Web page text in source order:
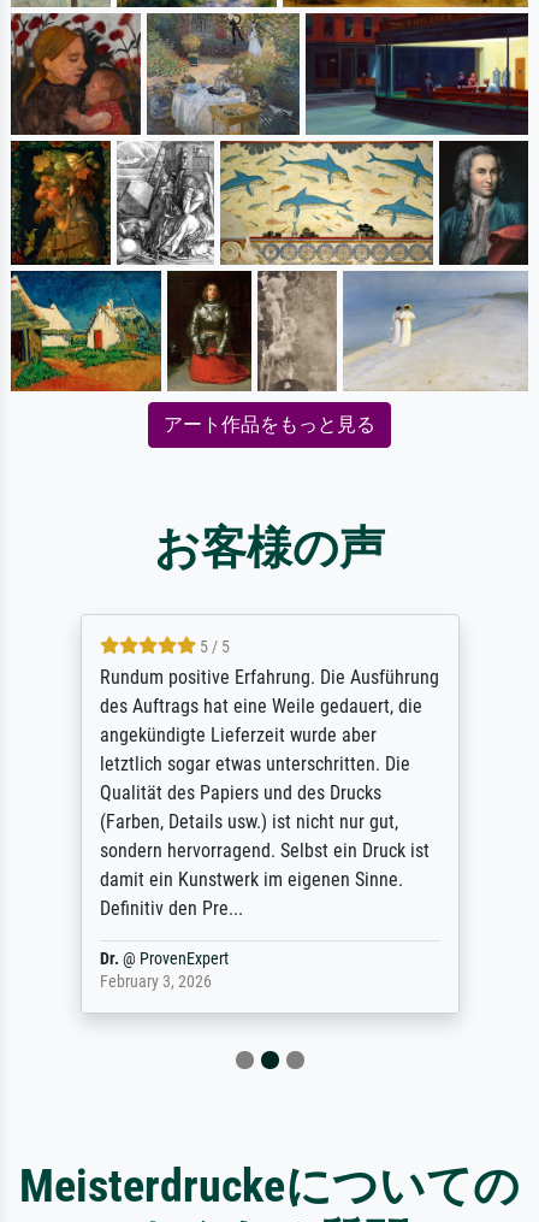
アート作品をもっと見る
お客様の声
5 / 5
Rundum positive Erfahrung. Die Ausführung
des Auftrags hat eine Weile gedauert, die
angekündigte Lieferzeit wurde aber
letztlich sogar etwas unterschritten. Die
Qualität des Papiers und des Drucks
(Farben, Details usw.) ist nicht nur gut,
sondern hervorragend. Selbst ein Druck ist
damit ein Kunstwerk im eigenen Sinne.
Definitiv den Pre...
Dr. @ ProvenExpert
February 3, 2026
Meisterdruckeについての